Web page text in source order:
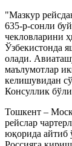
"Мазкур
635-р-сонли
чекловларини
Ўзбекистонда
олади.
маълумотлар
келишувидан
Консуллик
Тошкент –
рейслар
юқорида айтиб